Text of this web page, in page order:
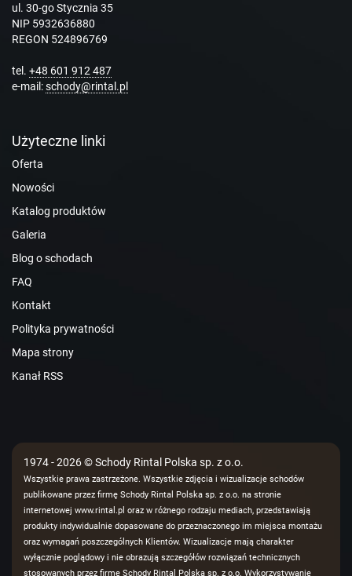
ul. 30-go Stycznia 35
NIP 5932636880
REGON 524896769
tel. +48 601 912 487
e-mail:schody@rintal.pl
Użyteczne linki
Oferta
Nowości
Katalog produktów
Galeria
Blog o schodach
FAQ
Kontakt
Polityka prywatności
Mapa strony
Kanał RSS
1974 - 2026 © Schody Rintal Polska sp. z o.o.
Wszystkie prawa zastrzeżone. Wszystkie zdjęcia i wizualizacje schodów
publikowane przez firmę Schody Rintal Polska sp. z o.o. na stronie
internetowej www.rintal.pl oraz w różnego rodzaju mediach, przedstawiają
produkty indywidualnie dopasowane do przeznaczonego im miejsca montażu
oraz wymagań poszczególnych Klientów. Wizualizacje mają charakter
wyłącznie poglądowy i nie obrazują szczegółów rozwiązań technicznych
stosowanych przez firmę Schody Rintal Polska sp. z o.o. Wykorzystywanie